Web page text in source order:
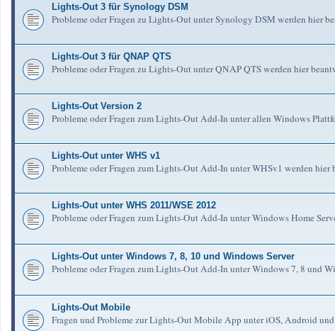
Lights-Out 3 für Synology DSM
Probleme oder Fragen zu Lights-Out unter Synology DSM werden hier
Lights-Out 3 für QNAP QTS
Probleme oder Fragen zu Lights-Out unter QNAP QTS werden hier
Lights-Out Version 2
Probleme oder Fragen zum Lights-Out Add-In unter allen Windows
Lights-Out unter WHS v1
Probleme oder Fragen zum Lights-Out Add-In unter WHSv1 werden hier
Lights-Out unter WHS 2011/WSE 2012
Probleme oder Fragen zum Lights-Out Add-In unter Windows Home
Lights-Out unter Windows 7, 8, 10 und Windows Server
Probleme oder Fragen zum Lights-Out Add-In unter Windows 7, 8 und
Lights-Out Mobile
Fragen und Probleme zur Lights-Out Mobile App unter iOS, Android